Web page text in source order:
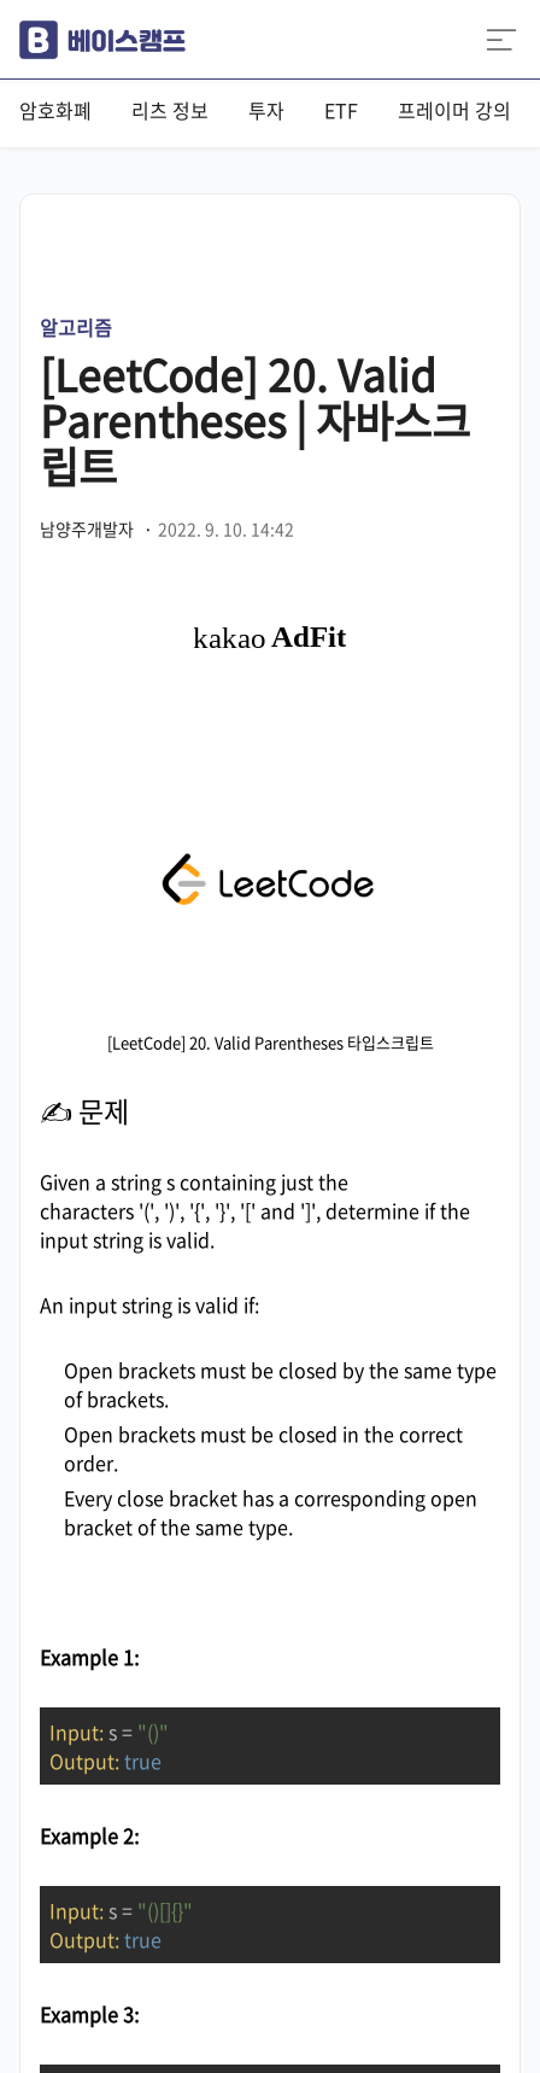
암호화폐 리츠 정보 투자 ETF 프레이머 강의
알고리즘
[LeetCode] 20. Valid
Parentheses | 자바스크
립트
남양주개발자 · 2022. 9. 10. 14:42
[LeetCode] 20. Valid Parentheses 타입스크립트
✍️문제
Given a stringscontaining just the
characters '(', ')', '{', '}', '[' and ']', determine if the
input string is valid.
An input string is valid if:
Open brackets must be closed by the same type
of brackets.
Open brackets must be closed in the correct
order.
Every close bracket has a corresponding open
bracket of the same type.
Example 1:
Input: s = "()"
Output:true
Example 2:
Input: s = "()[]{}"
Output:true
Example 3: